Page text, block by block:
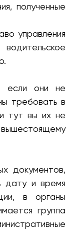
полученные
управления
если они не
требовать в
тут вы их не
документов,
дату и время
в органы
группа